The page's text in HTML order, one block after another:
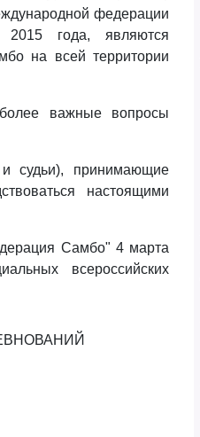
федерации
года, являются
на всей территории
важные вопросы
судьи), принимающие
настоящими
Самбо" 4 марта
всероссийских